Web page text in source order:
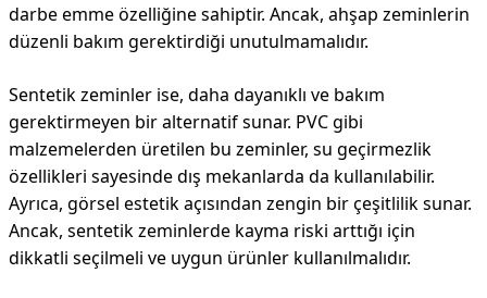
darbe emme özelliğine sahiptir. Ancak, ahşap zeminlerin
düzenli bakım gerektirdiği unutulmamalıdır.
Sentetik zeminler ise, daha dayanıklı ve bakım
gerektirmeyen bir alternatif sunar. PVC gibi
malzemelerden üretilen bu zeminler, su geçirmezlik
özellikleri sayesinde dış mekanlarda da kullanılabilir.
Ayrıca, görsel estetik açısından zengin bir çeşitlilik sunar.
Ancak, sentetik zeminlerde kayma riski arttığı için
dikkatli seçilmeli ve uygun ürünler kullanılmalıdır.